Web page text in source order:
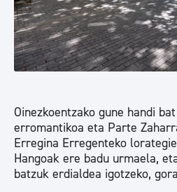
Oinezkoentzako gune handi
erromantikoa eta Parte
Erregina Erregenteko
Hangoak ere badu urmaela,
batzuk erdialdea igotzeko,